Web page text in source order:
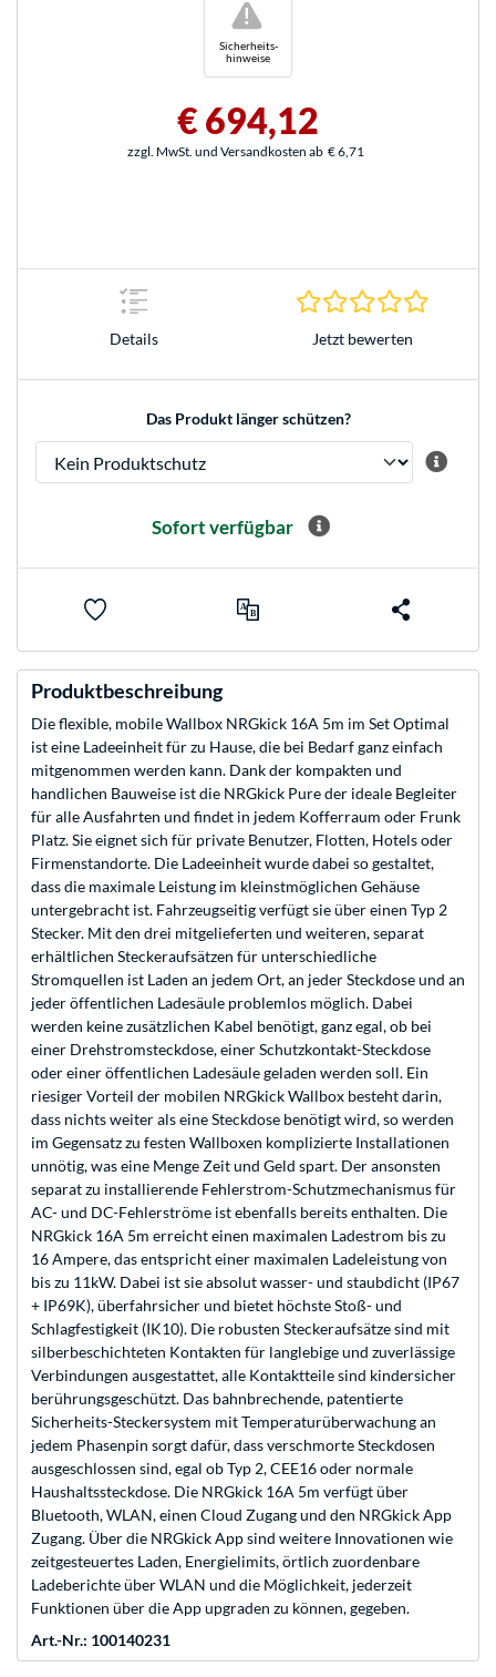
Sicherheits-
hinweise
!
€ 694,12
zzgl. MwSt. und Versandkosten ab € 6,71
Details Jetzt bewerten
Das Produkt länger schützen?
Sofort verfügbar
Produktbeschreibung
Die flexible, mobile Wallbox NRGkick 16A 5m im Set Optimal
ist eine Ladeeinheit für zu Hause, die bei Bedarf ganz einfach
mitgenommen werden kann. Dank der kompakten und
handlichen Bauweise ist die NRGkick Pure der ideale Begleiter
für alle Ausfahrten und findet in jedem Kofferraum oder Frunk
Platz. Sie eignet sich für private Benutzer, Flotten, Hotels oder
Firmenstandorte. Die Ladeeinheit wurde dabei so gestaltet,
dass die maximale Leistung im kleinstmöglichen Gehäuse
untergebracht ist. Fahrzeugseitig verfügt sie über einen Typ 2
Stecker. Mit den drei mitgelieferten und weiteren, separat
erhältlichen Steckeraufsätzen für unterschiedliche
Stromquellen ist Laden an jedem Ort, an jeder Steckdose und an
jeder öffentlichen Ladesäule problemlos möglich. Dabei
werden keine zusätzlichen Kabel benötigt, ganz egal, ob bei
einer Drehstromsteckdose, einer Schutzkontakt-Steckdose
oder einer öffentlichen Ladesäule geladen werden soll. Ein
riesiger Vorteil der mobilen NRGkick Wallbox besteht darin,
dass nichts weiter als eine Steckdose benötigt wird, so werden
im Gegensatz zu festen Wallboxen komplizierte Installationen
unnötig, was eine Menge Zeit und Geld spart. Der ansonsten
separat zu installierende Fehlerstrom-Schutzmechanismus für
AC- und DC-Fehlerströme ist ebenfalls bereits enthalten. Die
NRGkick 16A 5m erreicht einen maximalen Ladestrom bis zu
16 Ampere, das entspricht einer maximalen Ladeleistung von
bis zu 11kW. Dabei ist sie absolut wasser- und staubdicht (IP67
+ IP69K), überfahrsicher und bietet höchste Stoß- und
Schlagfestigkeit (IK10). Die robusten Steckeraufsätze sind mit
silberbeschichteten Kontakten für langlebige und zuverlässige
Verbindungen ausgestattet, alle Kontaktteile sind kindersicher
berührungsgeschützt. Das bahnbrechende, patentierte
Sicherheits-Steckersystem mit Temperaturüberwachung an
jedem Phasenpin sorgt dafür, dass verschmorte Steckdosen
ausgeschlossen sind, egal ob Typ 2, CEE16 oder normale
Haushaltssteckdose. Die NRGkick 16A 5m verfügt über
Bluetooth, WLAN, einen Cloud Zugang und den NRGkick App
Zugang. Über die NRGkick App sind weitere Innovationen wie
zeitgesteuertes Laden, Energielimits, örtlich zuordenbare
Ladeberichte über WLAN und die Möglichkeit, jederzeit
Funktionen über die App upgraden zu können, gegeben.
Art.-Nr.: 100140231